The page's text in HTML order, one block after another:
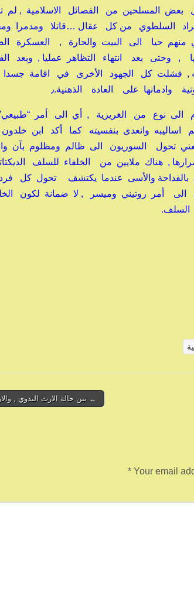
المسلحين من الفصائل الاسلامية , لم
السلطوي من كل عقال …قاتلا ومدمرا
حيا الى البيت والحارة , العسكرة
, وحتى بعد انتهاء التظاهر عمليا , وبعد
, فشلت كل الجهود الأخرى في اقامة
وادمانها على العادة الذهنية.٫
الى نوع من الغريزية , أي الى أمر
اساليبه وانعدى بنفسيته كما أكد ابن
تحول السوريون الى ظالم ومظلوم بآن
بالفداحة والأسى عندما يكتشف تحول كل
الى أمر روتيني وميسر , لا ضمانة لكون
← بين حالة الارث البدوي ,
Your email
*